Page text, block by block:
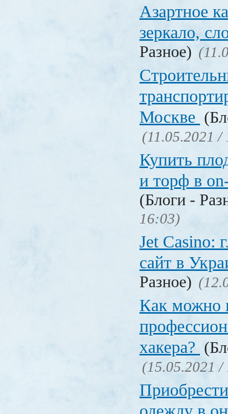
Азартное
зеркало,
Разное)
Москве
(11.05.2021 /
Купить
и торф в
(Блоги -
16:03)
Jet Сasino:
сайт в
Разное)
Как можно
хакера?
(15.05.2021 /